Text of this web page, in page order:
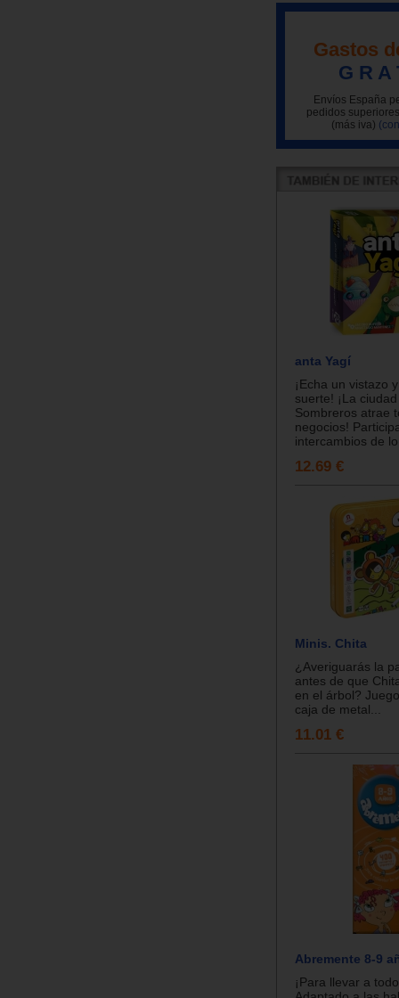
Gastos
G R A
Envíos España
pedidos
(más iva)
anta Yagí
¡Echa un vistazo
suerte! ¡La
Sombreros atrae
negocios!
intercambios de
12.69 €
Minis. Chita
¿Averiguarás la
antes de que
en el árbol?
caja de metal...
11.01 €
Abremente 8-9
¡Para llevar a